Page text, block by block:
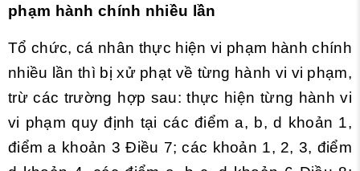
phạm hành chính nhiều lần
Tổ chức, cá nhân thực hiện vi phạm hành chính
nhiều lần thì bị xử phạt về từng hành vi vi phạm,
trừ các trường hợp sau: thực hiện từng hành vi
vi phạm quy định tại các điểm a, b, d khoản 1,
điểm a khoản 3 Điều 7; các khoản 1, 2, 3, điểm